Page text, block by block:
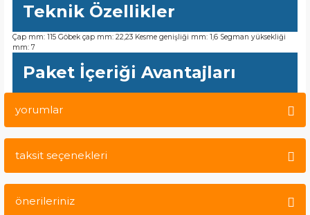
Teknik Özellikler
Çap mm: 115 Göbek çap mm: 22,23 Kesme genişliği mm: 1,6 Segman yüksekliği
mm: 7
Paket İçeriği Avantajları
yorumlar
taksit seçenekleri
önerileriniz